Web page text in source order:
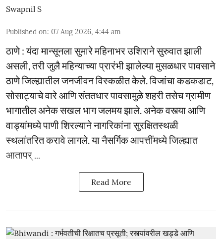
Swapnil S
Published on: 07 Aug 2026, 4:44 am
ठाणे : यंदा मान्सूनला सुमारे महिनाभर उशिराने सुरुवात झाली
असली, तरी जुलै महिन्याच्या प्रारंभी झालेल्या मुसळधार पावसाने
ठाणे जिल्ह्यातील जनजीवन विस्कळीत केले. विजांचा कडकडाट,
सोसाट्याचे वारे आणि संततधार पावसामुळे शहरी तसेच ग्रामीण
भागातील अनेक सखल भाग जलमय झाले. अनेक वस्त्या आणि
वाड्यांमध्ये पाणी शिरल्याने नागरिकांना सुरक्षितस्थळी
स्थलांतरित करावे लागले. या नैसर्गिक आपत्तींमध्ये जिल्ह्यात
आतापर् ...
Read More